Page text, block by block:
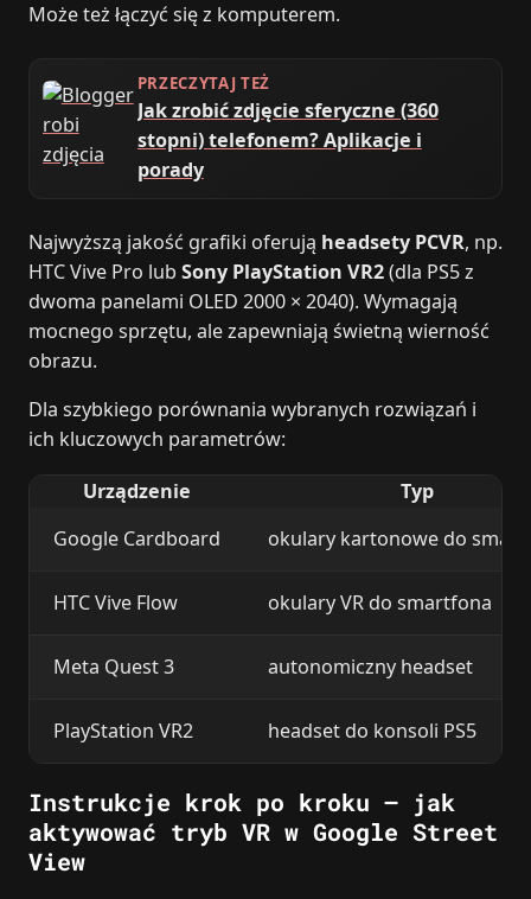
Może też łączyć się z komputerem.
PRZECZYTAJ TEŻ
Jak zrobić zdjęcie sferyczne (360
stopni) telefonem? Aplikacje i
porady
Najwyższą jakość grafiki oferują headsety PCVR, np.
HTC Vive Pro lub Sony PlayStation VR2(dla PS5 z
dwoma panelami OLED 2000 × 2040). Wymagają
mocnego sprzętu, ale zapewniają świetną wierność
obrazu.
Dla szybkiego porównania wybranych rozwiązań i
ich kluczowych parametrów:
Urządzenie
Typ
Google Cardboard
okulary kartonowe do
HTC Vive Flow okulary VR do smartfona
Meta Quest 3 autonomiczny headset
PlayStation VR2 headset do konsoli PS5
Instrukcje krok po kroku – jak
aktywować tryb VR w Google Street
View